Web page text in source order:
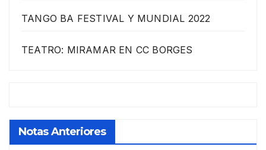
TANGO BA FESTIVAL Y MUNDIAL 2022
TEATRO: MIRAMAR EN CC BORGES
Notas Anteriores